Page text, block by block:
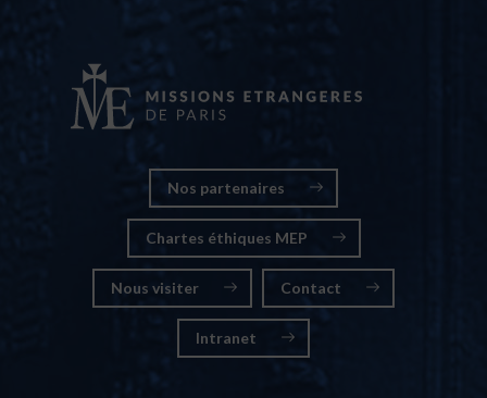
Nos partenaires
Chartes éthiques MEP
Nous visiter Contact
Intranet